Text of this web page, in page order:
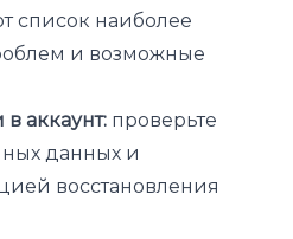
список наиболее
и возможные
аккаунт: проверьте
данных и
восстановления